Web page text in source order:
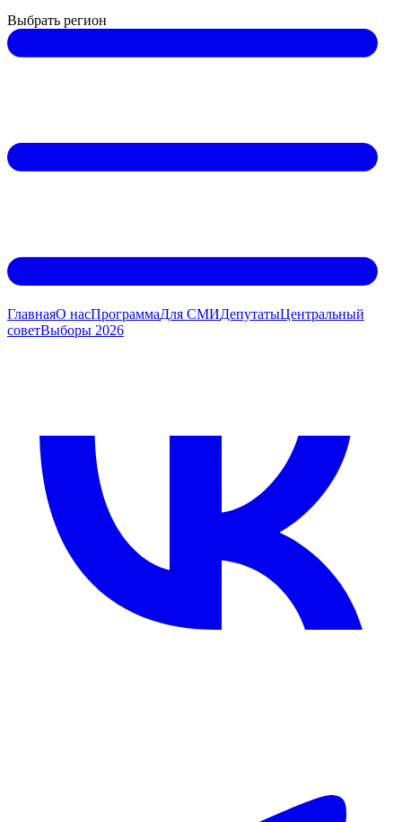
Выбрать регион
ГлавнаяО насПрограммаДля СМИДeпутатыЦентральный
советВыборы 2026